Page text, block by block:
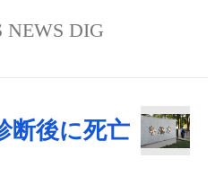
NEWS DIG
断後に死亡